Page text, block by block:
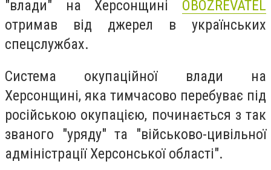
"влади" на Херсонщині OBOZREVATEL
отримав від джерел в українських
спецслужбах.
Система окупаційної влади на
Херсонщині, яка тимчасово перебуває під
російською окупацією, починається з так
званого "уряду" та "військово-цивільної
адміністрації Херсонської області".